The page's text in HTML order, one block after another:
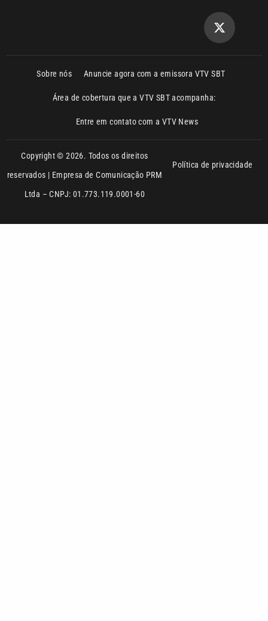
Anuncie agora com a emissora VTV SBT
Copyright © 2026. Todos os direitos
Ltda – CNPJ: 01.773.119.0001-60